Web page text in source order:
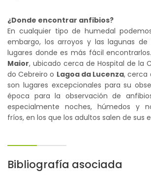
¿Donde encontrar anfibios?
En cualquier tipo de humedal
embargo, los arroyos y las lagunas
lugares donde es más fácil
Maior, ubicado cerca de Hospital de la
do Cebreiro o Lagoa da Lucenza, cerca
son lugares excepcionales para su
época para la observación de
especialmente noches, húmedos y
fríos, en los que los adultos salen de sus
Bibliografía asociada